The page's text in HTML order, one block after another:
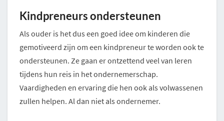
Kindpreneurs ondersteunen
Als ouder is het dus een goed idee om kinderen die
gemotiveerd zijn om een kindpreneur te worden ook te
ondersteunen. Ze gaan er ontzettend veel van leren
tijdens hun reis in het ondernemerschap.
Vaardigheden en ervaring die hen ook als volwassenen
zullen helpen. Al dan niet als ondernemer.